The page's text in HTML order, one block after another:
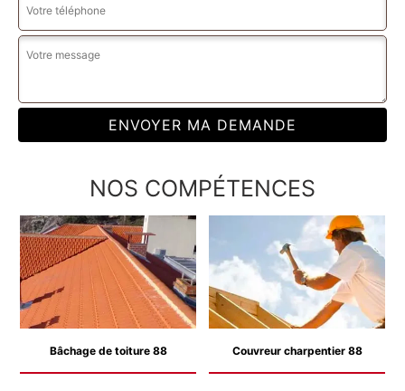
NOS COMPÉTENCES
Bâchage de toiture 88 Couvreur charpentier 88